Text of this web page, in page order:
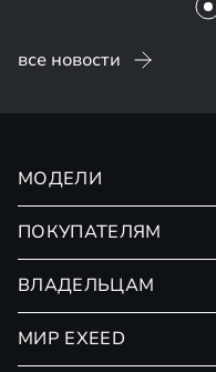
все новости
МОДЕЛИ
ПОКУПАТЕЛЯМ
Страхование
ВЛАДЕЛЬЦАМ
МИР EXEED